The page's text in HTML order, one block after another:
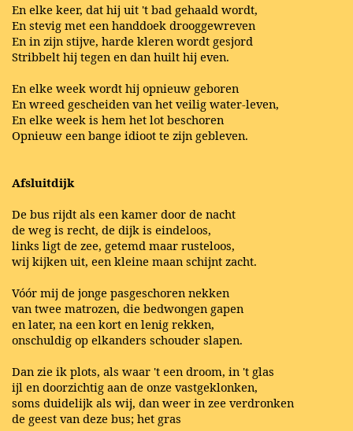
En elke keer, dat hij uit 't bad gehaald wordt,
En stevig met een handdoek drooggewreven
En in zijn stijve, harde kleren wordt gesjord
Stribbelt hij tegen en dan huilt hij even.
En elke week wordt hij opnieuw geboren
En wreed gescheiden van het veilig water-leven,
En elke week is hem het lot beschoren
Opnieuw een bange idioot te zijn gebleven.
Afsluitdijk
De bus rijdt als een kamer door de nacht
de weg is recht, de dijk is eindeloos,
links ligt de zee, getemd maar rusteloos,
wij kijken uit, een kleine maan schijnt zacht.
Vóór mij de jonge pasgeschoren nekken
van twee matrozen, die bedwongen gapen
en later, na een kort en lenig rekken,
onschuldig op elkanders schouder slapen.
Dan zie ik plots, als waar 't een droom, in 't glas
ijl en doorzichtig aan de onze vastgeklonken,
soms duidelijk als wij, dan weer in zee verdronken
de geest van deze bus; het gras